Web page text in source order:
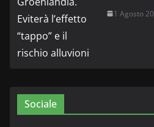
1 Agosto
Sociale